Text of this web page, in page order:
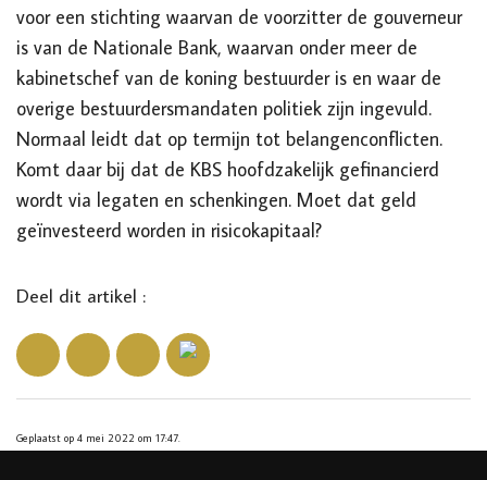
voor een stichting waarvan de voorzitter de gouverneur
is van de Nationale Bank, waarvan onder meer de
kabinetschef van de koning bestuurder is en waar de
overige bestuurdersmandaten politiek zijn ingevuld.
Normaal leidt dat op termijn tot belangenconflicten.
Komt daar bij dat de KBS hoofdzakelijk gefinancierd
wordt via legaten en schenkingen. Moet dat geld
geïnvesteerd worden in risicokapitaal?
Deel dit artikel :
Geplaatst op 4 mei 2022 om 17:47.